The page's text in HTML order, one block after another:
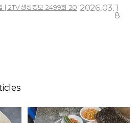
| 2TV 생생정보 2499회 20 2026.03.1
8